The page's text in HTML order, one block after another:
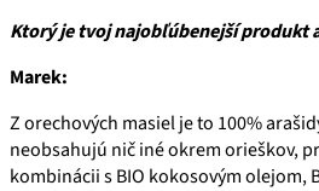
Ktorý je tvoj najobľúbenejší produkt
Marek:
Z orechových masiel je to 100%
neobsahujú nič iné okrem orieškov,
kombinácii s BIO kokosovým olejom,